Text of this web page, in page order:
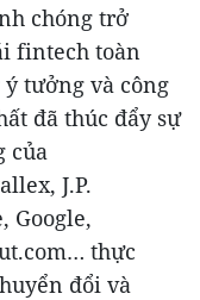
chóng trở
fintech toàn
tưởng và công
đã thúc đẩy sự
của
J.P.
Google,
thực
đổi và